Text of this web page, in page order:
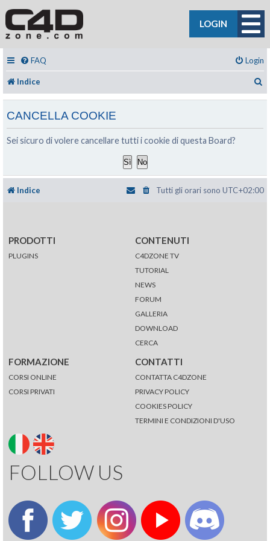
LOGIN
FAQ Login
Indice
CANCELLA COOKIE
Sei sicuro di volere cancellare tutti i cookie di questa Board?
Indice Tutti gli orari sono UTC+02:00
PRODOTTI
PLUGINS
CONTENUTI
C4DZONE TV
TUTORIAL
NEWS
FORUM
GALLERIA
DOWNLOAD
CERCA
FORMAZIONE
CORSI ONLINE
CORSI PRIVATI
CONTATTI
CONTATTA C4DZONE
PRIVACY POLICY
COOKIES POLICY
TERMINI E CONDIZIONI D'USO
FOLLOW US